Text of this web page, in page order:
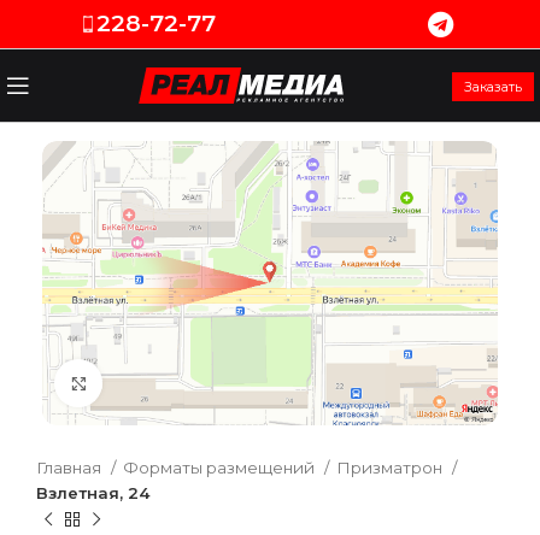
228-72-77
Заказать
Увеличить
Главная Форматы размещений
Призматрон
Взлетная, 24